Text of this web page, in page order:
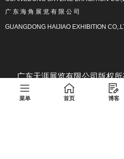
广 东 海 角 展 览 有 限 公 司
GUANGDONG HAIJIAO EXHIBITION
广东天涯展览有限公司版权
菜单 首页 博客